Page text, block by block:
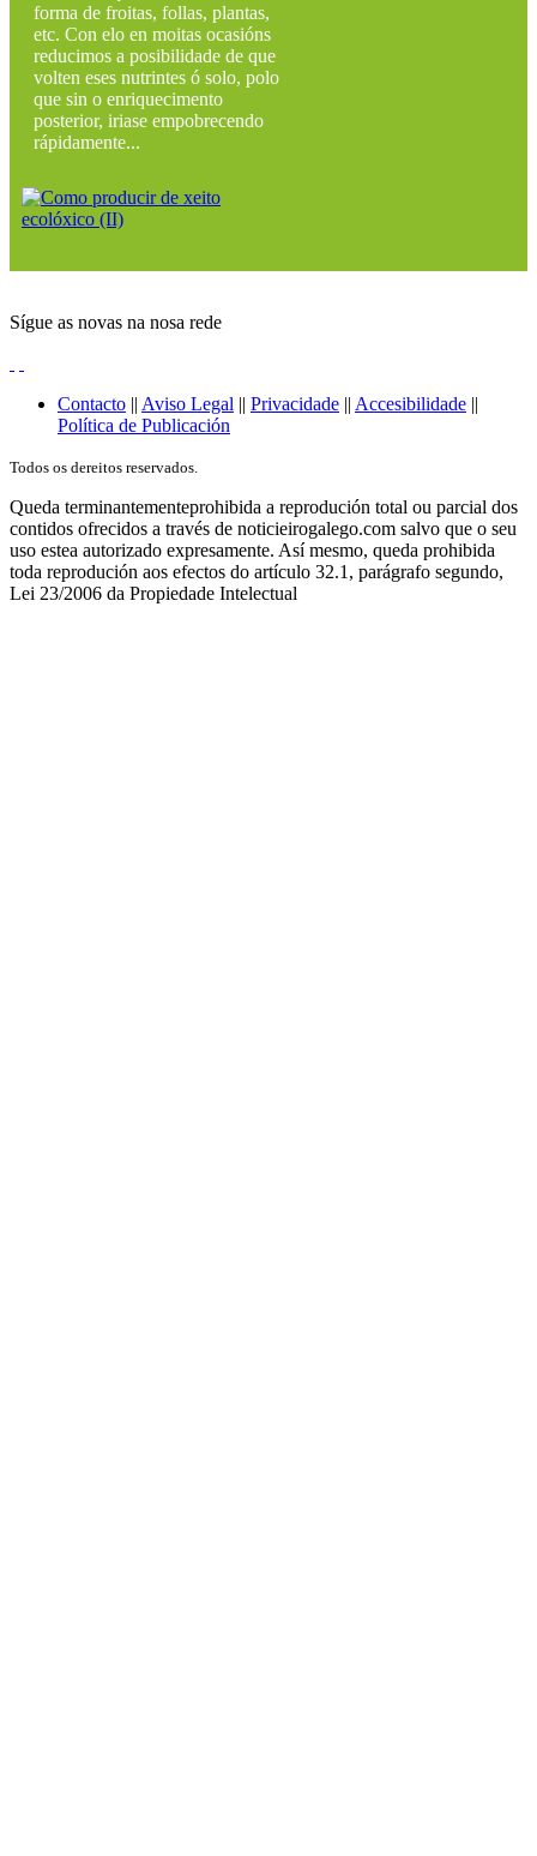
forma de froitas, follas, plantas,
etc. Con elo en moitas ocasións
reducimos a posibilidade de que
volten eses nutrintes ó solo, polo
que sin o enriquecimento
posterior, iriase empobrecendo
rápidamente...
Sígue as novas na nosa rede
Contacto || Aviso Legal || Privacidade || Accesibilidade ||
Política de Publicación
Todos os dereitos reservados.
Queda terminantementeprohibida a reprodución total ou parcial dos
contidos ofrecidos a través de noticieirogalego.com salvo que o seu
uso estea autorizado expresamente. Así mesmo, queda prohibida
toda reprodución aos efectos do artículo 32.1, parágrafo segundo,
Lei 23/2006 da Propiedade Intelectual